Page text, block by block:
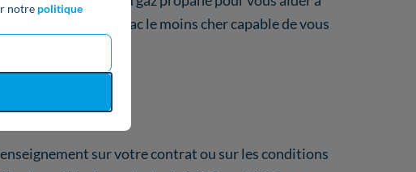
notre politique
de gaz en vrac le moins cher capable de vous
sur votre contrat ou sur les conditions